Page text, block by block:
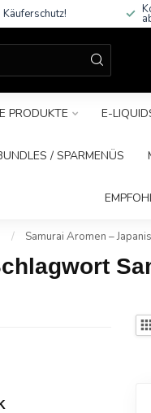
PRODUKTE E-
/ SPARMENÜS
/ Samurai Aromen –